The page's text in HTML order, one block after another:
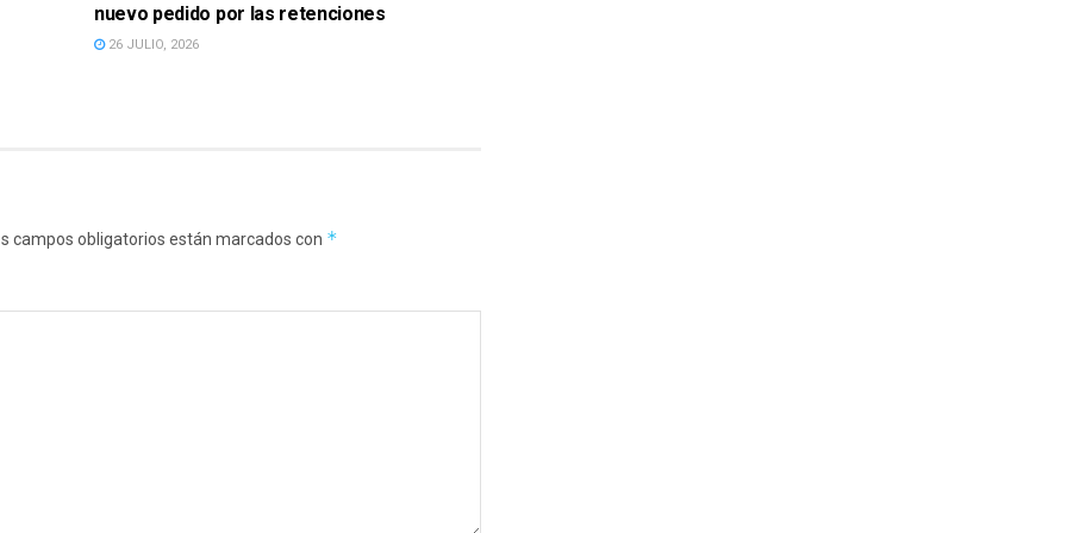
nuevo pedido por las retenciones
26 JULIO, 2026
campos obligatorios están marcados con *